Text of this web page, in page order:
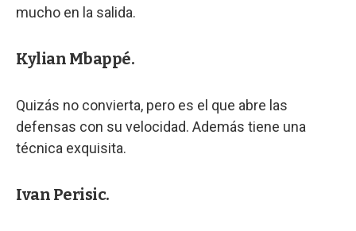
mucho en la salida.
Kylian Mbappé.
Quizás no convierta, pero es el que abre las
defensas con su velocidad. Además tiene una
técnica exquisita.
Ivan Perisic.